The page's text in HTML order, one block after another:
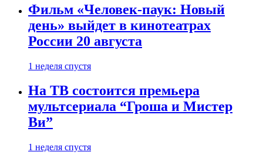
Фильм «Человек-паук: Новый
день» выйдет в кинотеатрах
России 20 августа
1 неделя спустя
На ТВ состоится премьера
мультсериала “Гроша и Мистер
Ви”
1 неделя спустя